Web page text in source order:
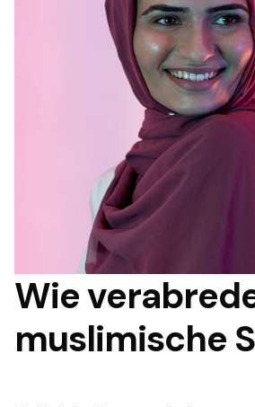
Wie
muslimische